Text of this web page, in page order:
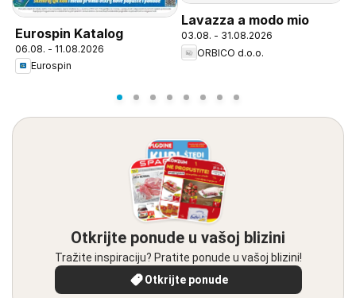
Eurospin Katalog
06.08. - 11.08.2026
Eurospin
Lavazza a modo mio
03.08. - 31.08.2026
ORBICO d.o.o.
Otkrijte ponude u vašoj blizini
Tražite inspiraciju? Pratite ponude u vašoj blizini!
Otkrijte ponude